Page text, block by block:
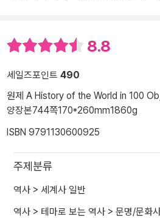
8.8
세일즈포인트 490
원제 A History of the World in 100
양장본744쪽170*260mm1860g
ISBN 9791130600925
주제분류
역사 > 세계사 일반
역사 > 테마로 보는 역사 > 문명/문화